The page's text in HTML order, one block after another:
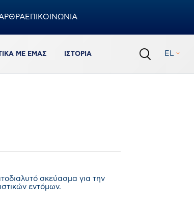
ΕΠΙΚΟΙΝΩΝΙΑ
ΜΕ ΕΜΆΣ ΙΣΤΟΡΊΑ EL
σκεύασμα για την
εντόμων.
ακόμα 150.00€ για να έχεις δωρεάν